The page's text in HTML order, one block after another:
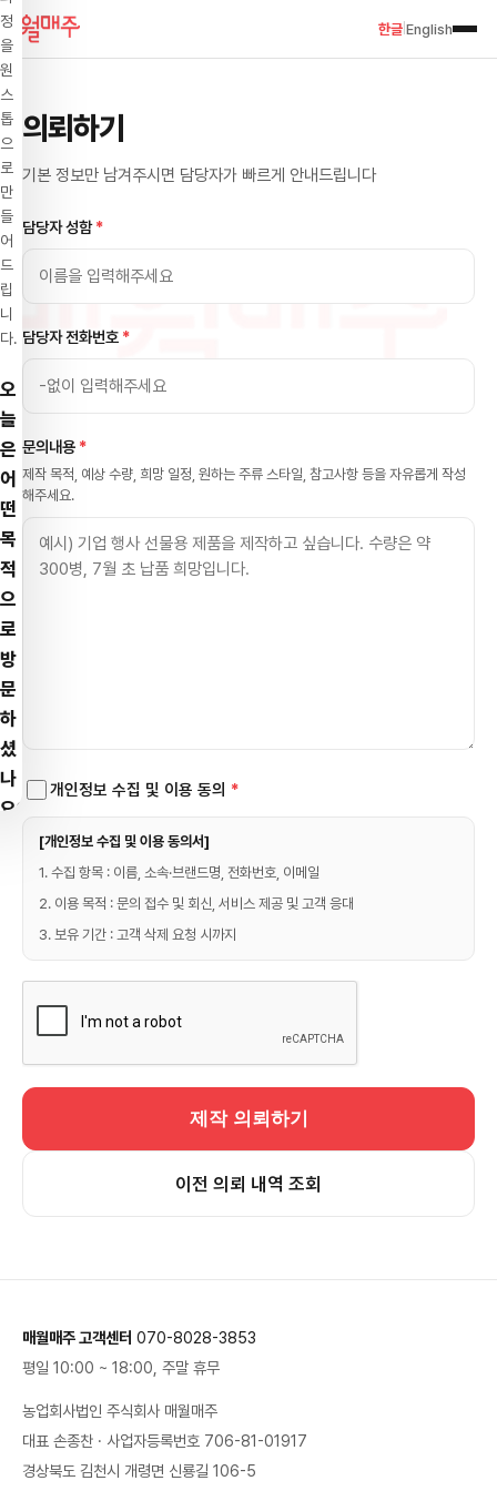
한글 English
의뢰하기
기본 정보만 남겨주시면 담당자가 빠르게 안내드립니다
담당자 성함 *
담당자 전화번호 *
문의내용 *
제작 목적, 예상 수량, 희망 일정, 원하는 주류 스타일, 참고사항 등을 자유롭게 작성
해주세요.
개인정보 수집 및 이용 동의 *
[개인정보 수집 및 이용 동의서]
1. 수집 항목 : 이름, 소속·브랜드명, 전화번호, 이메일
2. 이용 목적 : 문의 접수 및 회신, 서비스 제공 및 고객 응대
3. 보유 기간 : 고객 삭제 요청 시까지
제작 의뢰하기
이전 의뢰 내역 조회
정
을
원
스
톱
으
로
만
들
어
드
립
니
다.
오
늘
은
어
떤
목
적
으
로
방
문
하
셨
나
요?
맞
술
만
싶
어
왔
요
적
최
소
량
제
작
기
매월매주 고객센터 070-8028-3853
평일 10:00 ~ 18:00, 주말 휴무
농업회사법인 주식회사 매월매주
대표 손종찬 · 사업자등록번호 706-81-01917
경상북도 김천시 개령면 신룡길 106-5